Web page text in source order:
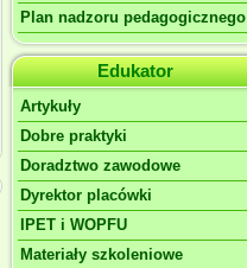
Plan nadzoru pedagogicznego
Edukator
Artykuły
Dobre praktyki
Doradztwo zawodowe
Dyrektor placówki
IPET i WOPFU
Materiały szkoleniowe